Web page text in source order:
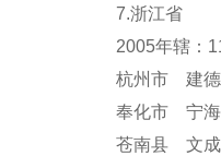
7.浙江省
2005年辖：
杭州市 建
奉化市 宁
苍南县 文